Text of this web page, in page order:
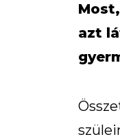
azt